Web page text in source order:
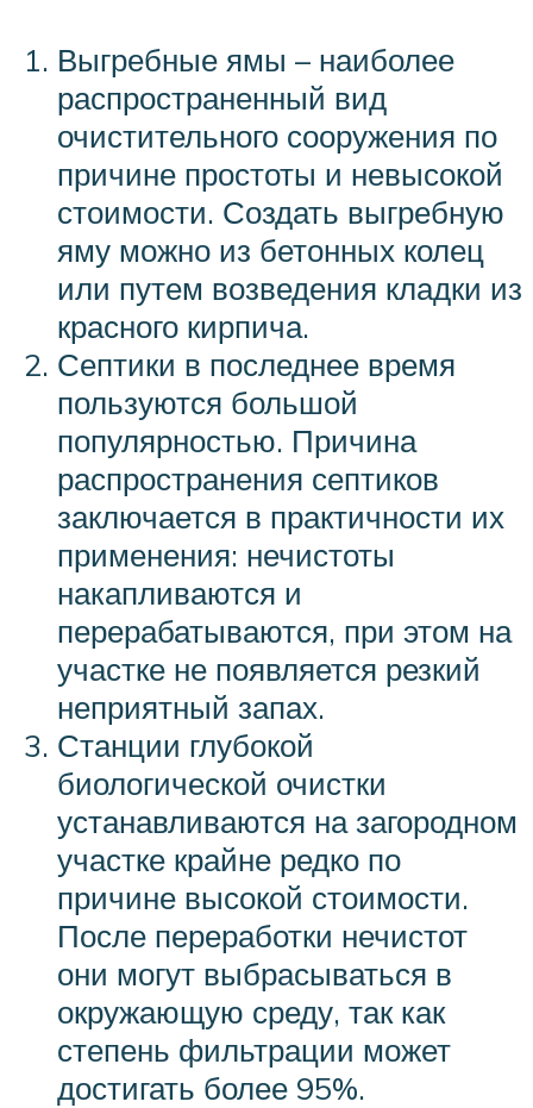
Выгребные ямы – наиболее
распространенный вид
очистительного сооружения по
причине простоты и невысокой
стоимости. Создать выгребную
яму можно из бетонных колец
или путем возведения кладки из
красного кирпича.
Септики в последнее время
пользуются большой
популярностью. Причина
распространения септиков
заключается в практичности их
применения: нечистоты
накапливаются и
перерабатываются, при этом на
участке не появляется резкий
неприятный запах.
Станции глубокой
биологической очистки
устанавливаются на загородном
участке крайне редко по
причине высокой стоимости.
После переработки нечистот
они могут выбрасываться в
окружающую среду, так как
степень фильтрации может
достигать более 95%.